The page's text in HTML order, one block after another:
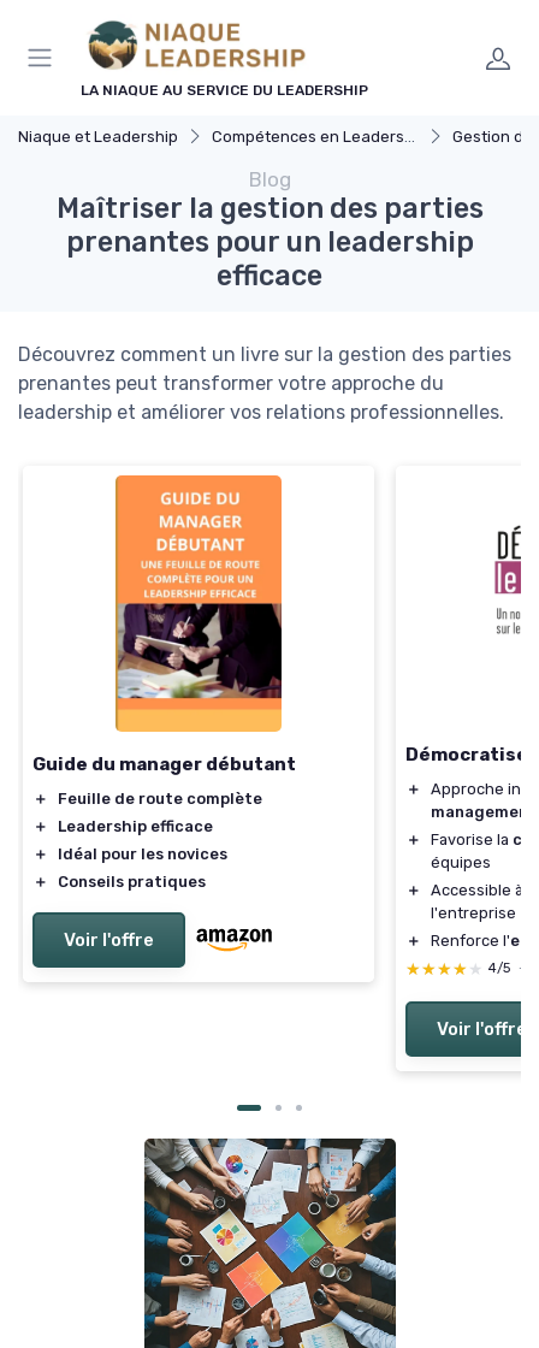
LA NIAQUE AU SERVICE DU LEADERSHIP
Niaque et Leadership Compétences en Leadership Gestion
Blog
Maîtriser la gestion des parties
prenantes pour un leadership
efficace
Découvrez comment un livre sur la gestion des parties
prenantes peut transformer votre approche du
leadership et améliorer vos relations professionnelles.
Guide du manager débutant
＋
Feuille de route complète
＋
Leadership efficace
＋
Idéal pour les novices
＋
Conseils pratiques
Voir l'offre
＋
Approche
management
＋
Favorise la
équipes
＋
Accessible à
l'entreprise
＋
Renforce l'
★★★★★
★★★★★ 4/5 —
Voir l'offre